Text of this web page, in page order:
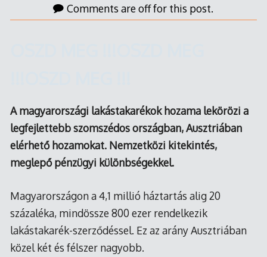
05-
31
Comments are off for this post.
A magyarországi lakástakarékok hozama lekörözi a
legfejlettebb szomszédos országban, Ausztriában
elérhető hozamokat. Nemzetközi kitekintés,
meglepő pénzügyi különbségekkel.
Magyarországon a 4,1 millió háztartás alig 20
százaléka, mindössze 800 ezer rendelkezik
lakástakarék-szerződéssel. Ez az arány Ausztriában
közel két és félszer nagyobb.